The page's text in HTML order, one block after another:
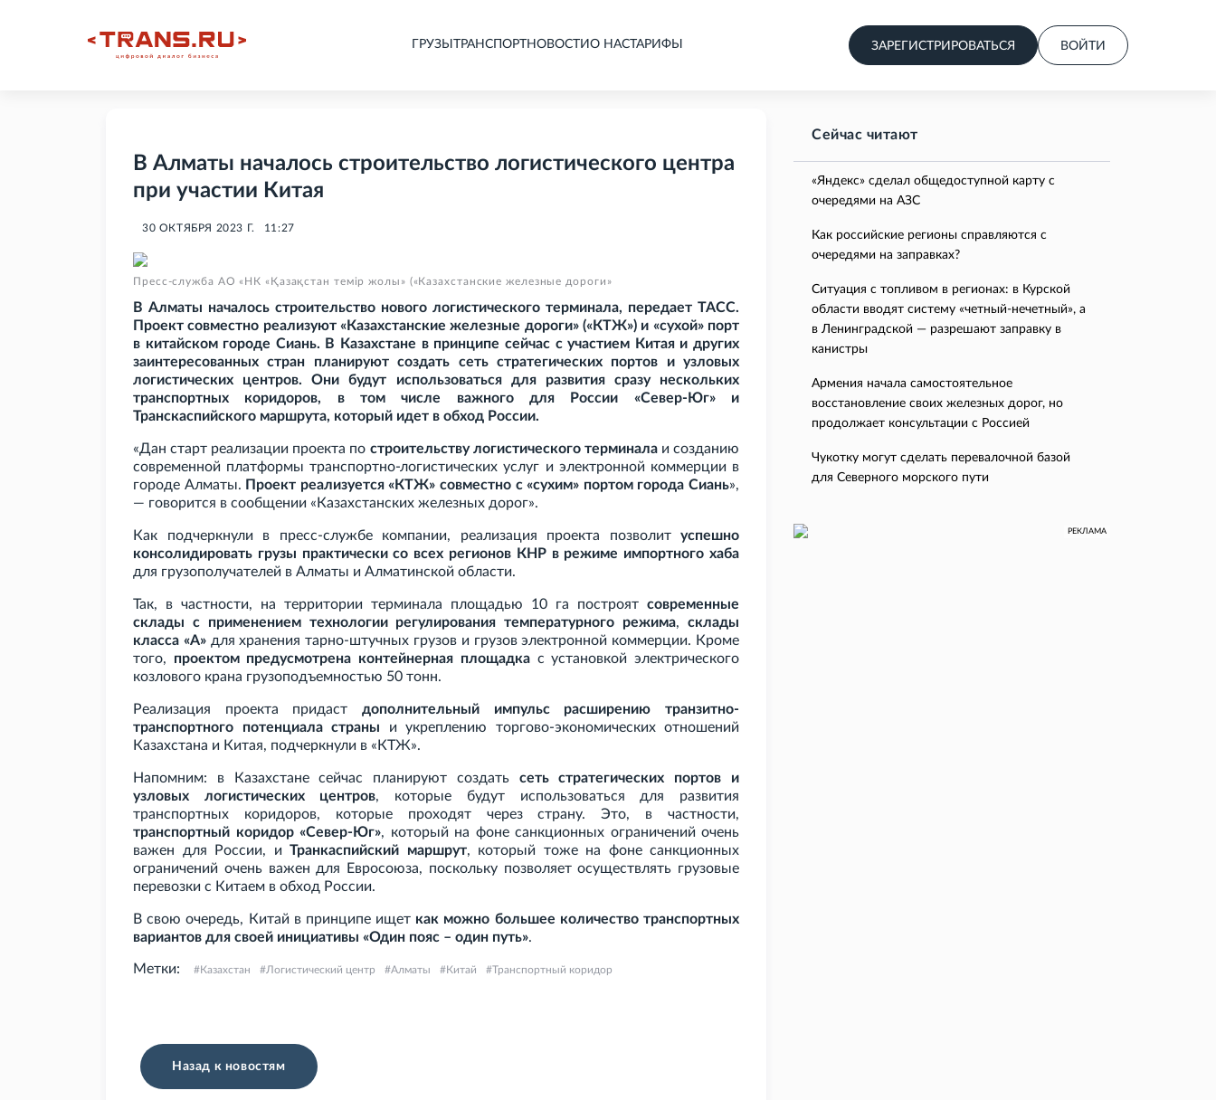
ГРУЗЫ ТРАНСПОРТНОВОСТИ О НАСТАРИФЫ ЗАРЕГИСТРИРОВАТЬСЯ ВОЙТИ
В Алматы началось строительство логистического центра
при участии Китая
30 ОКТЯБРЯ 2023 Г. 11:27
Пресс-служба АО «НК «Қазақстан темір жолы» («Казахстанские железные дороги»
В Алматы началось строительство нового логистического терминала, передает ТАСС.
Проект совместно реализуют «Казахстанские железные дороги» («КТЖ») и «сухой» порт
в китайском городе Сиань. В Казахстане в принципе сейчас с участием Китая и других
заинтересованных стран планируют создать сеть стратегических портов и узловых
логистических центров. Они будут использоваться для развития сразу нескольких
транспортных коридоров, в том числе важного для России «Север-Юг» и
Транскаспийского маршрута, который идет в обход России.
«Дан старт реализации проекта по строительству логистического терминалаи созданию
современной платформы транспортно-логистических услуг и электронной коммерции в
городе Алматы. Проект реализуется «КТЖ» совместно с «сухим» портом города Сиань»,
— говорится в сообщении «Казахстанских железных дорог».
Как подчеркнули в пресс-службе компании, реализация проекта позволит успешно
консолидировать грузы практически со всех регионов КНР в режиме импортного хаба
для грузополучателей в Алматы и Алматинской области.
Так, в частности, на территории терминала площадью 10 га построят современные
склады с применением технологии регулирования температурного режима,склады
класса «А»для хранения тарно-штучных грузов и грузов электронной коммерции. Кроме
того, проектом предусмотрена контейнерная площадкас установкой электрического
козлового крана грузоподъемностью 50 тонн.
Реализация проекта придаст дополнительный импульс расширению транзитно-
транспортного потенциала страны и укреплению торгово-экономических отношений
Казахстана и Китая, подчеркнули в «КТЖ».
Напомним: в Казахстане сейчас планируют создать сеть стратегических портов и
узловых логистических центров, которые будут использоваться для развития
транспортных коридоров, которые проходят через страну. Это, в частности,
транспортный коридор «Север-Юг», который на фоне санкционных ограничений очень
важен для России, и Транкаспийский маршрут, который тоже на фоне санкционных
ограничений очень важен для Евросоюза, поскольку позволяет осуществлять грузовые
перевозки с Китаем в обход России.
В свою очередь, Китай в принципе ищет как можно большее количество транспортных
вариантов для своей инициативы «Один пояс – один путь».
Метки: Казахстан Логистический центр Алматы Китай Транспортный коридор
Назад к новостям
Сейчас читают
«Яндекс» сделал общедоступной карту с
очередями на АЗС
Как российские регионы справляются с
очередями на заправках?
Ситуация с топливом в регионах: в Курской
области вводят систему «четный-нечетный», а
в Ленинградской — разрешают заправку в
канистры
Армения начала самостоятельное
восстановление своих железных дорог, но
продолжает консультации с Россией
Чукотку могут сделать перевалочной базой
для Северного морского пути
РЕКЛАМА